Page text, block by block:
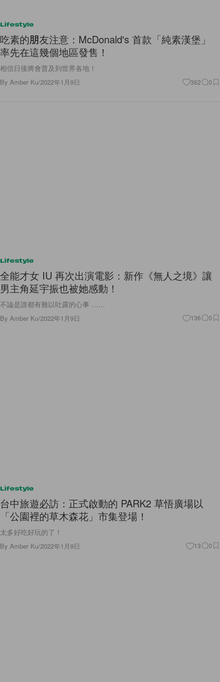
吃素的朋友注意：McDonald's 首款「純素漢堡」
率先在這幾個地區發售！
相信日後將會普及到世界各地！
ByAmber Ku/2022年1月9日
全能才女 IU 再次出演電影：新作《無人之境》讓
男主角延宇振也被她感動！
不論是誰都有難以吐露的心事 ……
ByAmber Ku/2022年1月9日
台中旅遊必訪：正式啟動的 PARK2 草悟廣場以
「公園裡的草木森花」市集登場！
太多好吃好玩的了！
ByAmber Ku/2022年1月9日